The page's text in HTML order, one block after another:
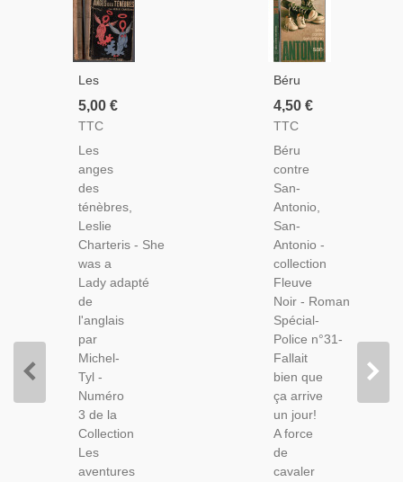
Les
Anges
Des
Leslie
Charteris,
1950 -,
Les
Aventures
Du Saint,
Roman
Policier,
5,00 €
TTC
Les
anges
des
ténèbres,
Leslie
Charteris - She
was a
Lady adapté
de
l'anglais
par
Michel-
Tyl -
Numéro
3 de la
Collection
Les
aventures
Béru
Contre
San-
San-
Antonio,
1982 -
Frédéric
Dard,
Fleuve
Noir,
Spécial-
Police,
Roman
Policier,
4,50 €
TTC
Béru
contre
San-
Antonio,
San-
Antonio -
collection
Fleuve
Noir - Roman
Spécial-
Police n°31-
Fallait
bien que
ça arrive
un jour!
A force
de
cavaler